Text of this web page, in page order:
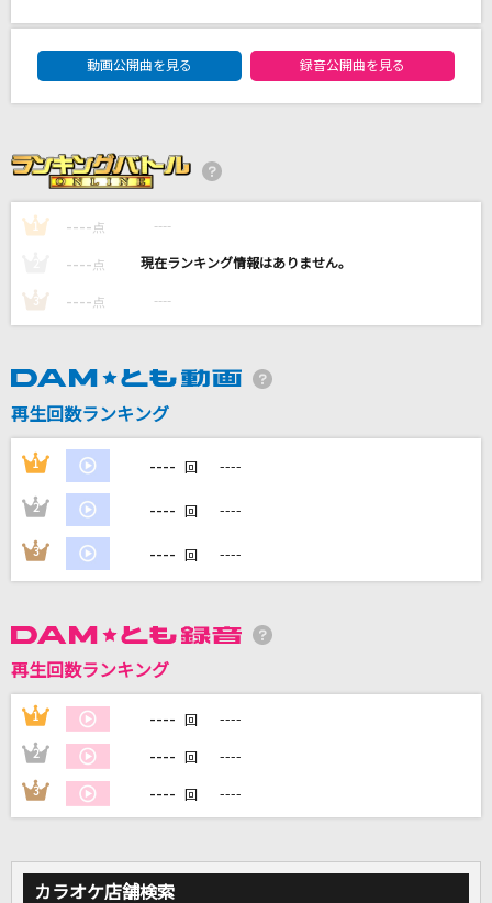
最後の雨
音田雅則
Real Force
大きな古時計
ルルネージュ
カラオケ最新情報をチェック！
DAM★ともボーカルエントリーランキング
動画公開曲を見る
録音公開曲を見る
1 ---- 点 ----
---- 点 ----
3 ---- 点 ----
再生回数ランキング
1 ---- 回 ----
2 ---- 回 ----
3 ---- 回 ----
再生回数ランキング
1 ---- 回 ----
2 ---- 回 ----
3 ---- 回 ----
カラオケ店舗検索